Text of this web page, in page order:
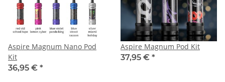
Aspire Magnum Nano Pod
Kit
36,95 € *
Aspire Magnum Pod Kit
37,95 € *